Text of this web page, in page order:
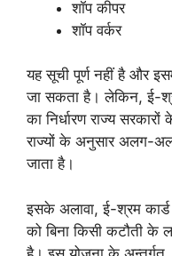
शॉप कीपर
शॉप वर्कर
यह सूची पूर्ण नहीं है और
जा सकता है। लेकिन, ई-
का निर्धारण राज्य
राज्यों के अनुसार अलग-
जाता है।
इसके अलावा, ई-श्रम कार्ड
को बिना किसी कटौती के